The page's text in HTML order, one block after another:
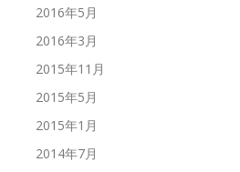
2016年5月
2016年3月
2015年11月
2015年5月
2015年1月
2014年7月